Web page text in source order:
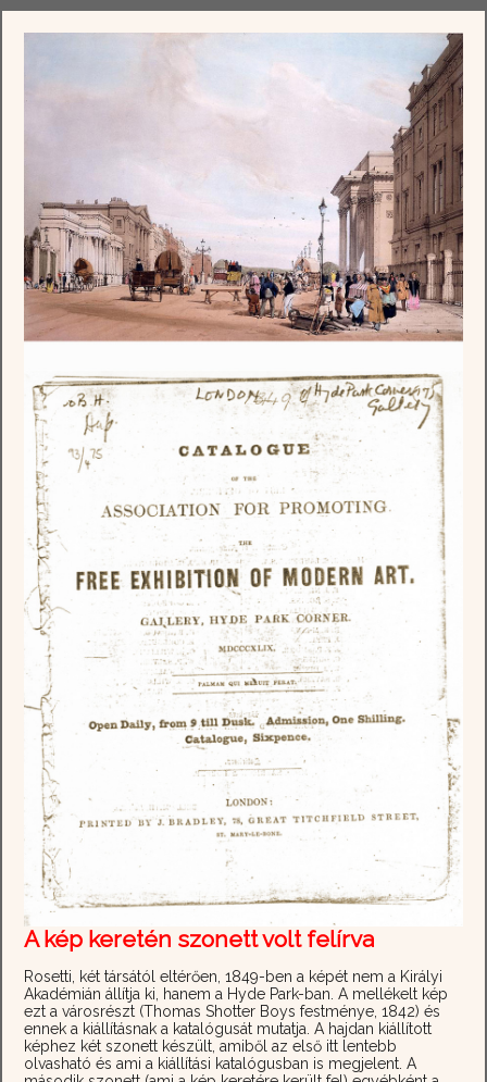
A kép keretén szonett volt felírva
Rosetti, két társától eltérően, 1849-ben a képét nem a Királyi
Akadémián állítja ki, hanem a Hyde Park-ban. A mellékelt kép
ezt a városrészt (Thomas Shotter Boys festménye, 1842) és
ennek a kiállításnak a katalógusát mutatja. A hajdan kiállított
képhez két szonett készült, amiből az első itt lentebb
olvasható és ami a kiállítási katalógusban is megjelent. A